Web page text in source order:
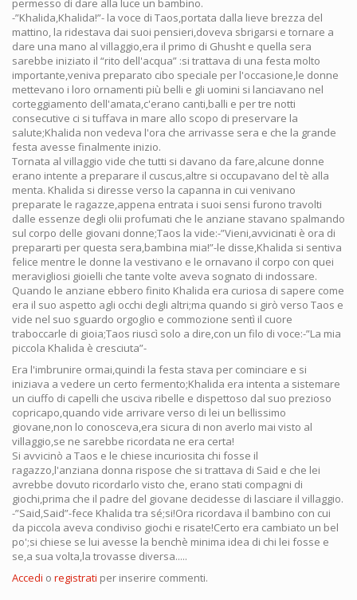
permesso di dare alla luce un bambino.
-”Khalida,Khalida!”- la voce di Taos,portata dalla lieve brezza del
mattino, la ridestava dai suoi pensieri,doveva sbrigarsi e tornare a
dare una mano al villaggio,era il primo di Ghusht e quella sera
sarebbe iniziato il “rito dell'acqua” :si trattava di una festa molto
importante,veniva preparato cibo speciale per l'occasione,le donne
mettevano i loro ornamenti più belli e gli uomini si lanciavano nel
corteggiamento dell'amata,c'erano canti,balli e per tre notti
consecutive ci si tuffava in mare allo scopo di preservare la
salute;Khalida non vedeva l'ora che arrivasse sera e che la grande
festa avesse finalmente inizio.
Tornata al villaggio vide che tutti si davano da fare,alcune donne
erano intente a preparare il cuscus,altre si occupavano del tè alla
menta. Khalida si diresse verso la capanna in cui venivano
preparate le ragazze,appena entrata i suoi sensi furono travolti
dalle essenze degli olii profumati che le anziane stavano spalmando
sul corpo delle giovani donne;Taos la vide:-”Vieni,avvicinati è ora di
prepararti per questa sera,bambina mia!”-le disse,Khalida si sentiva
felice mentre le donne la vestivano e le ornavano il corpo con quei
meravigliosi gioielli che tante volte aveva sognato di indossare.
Quando le anziane ebbero finito Khalida era curiosa di sapere come
era il suo aspetto agli occhi degli altri;ma quando si girò verso Taos e
vide nel suo sguardo orgoglio e commozione sentì il cuore
traboccarle di gioia;Taos riuscì solo a dire,con un filo di voce:-”La mia
piccola Khalida è cresciuta”-
Era l'imbrunire ormai,quindi la festa stava per cominciare e si
iniziava a vedere un certo fermento;Khalida era intenta a sistemare
un ciuffo di capelli che usciva ribelle e dispettoso dal suo prezioso
copricapo,quando vide arrivare verso di lei un bellissimo
giovane,non lo conosceva,era sicura di non averlo mai visto al
villaggio,se ne sarebbe ricordata ne era certa!
Si avvicinò a Taos e le chiese incuriosita chi fosse il
ragazzo,l'anziana donna rispose che si trattava di Said e che lei
avrebbe dovuto ricordarlo visto che, erano stati compagni di
giochi,prima che il padre del giovane decidesse di lasciare il villaggio.
-”Said,Said”-fece Khalida tra sé;si!Ora ricordava il bambino con cui
da piccola aveva condiviso giochi e risate!Certo era cambiato un bel
po';si chiese se lui avesse la benchè minima idea di chi lei fosse e
se,a sua volta,la trovasse diversa.....
Accedi o registrati per inserire commenti.